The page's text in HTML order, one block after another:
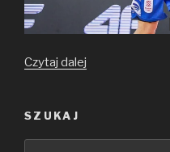
Czytaj dalej
SZUKAJ